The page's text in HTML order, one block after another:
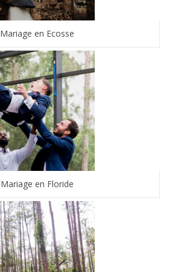
Mariage en Ecosse
Mariage en Floride